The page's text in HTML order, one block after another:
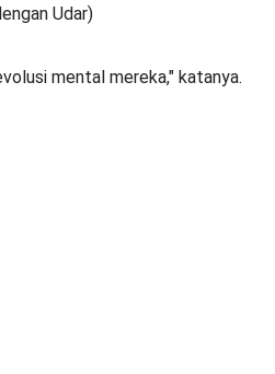
Udar)
mental mereka," katanya.